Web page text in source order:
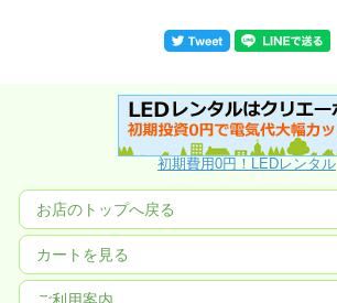
初期費用0円！LEDレンタル
お店のトップへ戻る
カートを見る